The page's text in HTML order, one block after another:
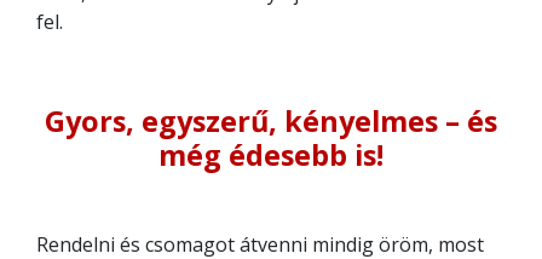
fel.
Gyors, egyszerű, kényelmes – és
még édesebb is!
Rendelni és csomagot átvenni mindig öröm, most